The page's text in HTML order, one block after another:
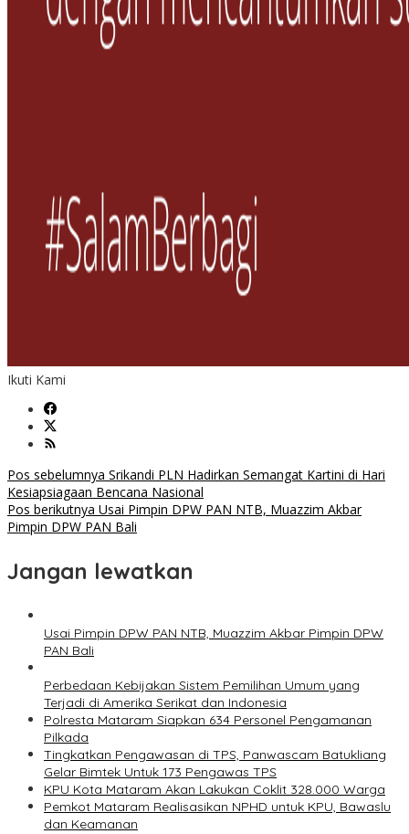
Ikuti Kami
Navigasi
pos
Pos sebelumnya Srikandi PLN Hadirkan Semangat Kartini di Hari
Kesiapsiagaan Bencana Nasional
Pos berikutnya Usai Pimpin DPW PAN NTB, Muazzim Akbar
Pimpin DPW PAN Bali
Jangan lewatkan
Usai Pimpin DPW PAN NTB, Muazzim Akbar Pimpin DPW
PAN Bali
Perbedaan Kebijakan Sistem Pemilihan Umum yang
Terjadi di Amerika Serikat dan Indonesia
Polresta Mataram Siapkan 634 Personel Pengamanan
Pilkada
Tingkatkan Pengawasan di TPS, Panwascam Batukliang
Gelar Bimtek Untuk 173 Pengawas TPS
KPU Kota Mataram Akan Lakukan Coklit 328.000 Warga
Pemkot Mataram Realisasikan NPHD untuk KPU, Bawaslu
dan Keamanan